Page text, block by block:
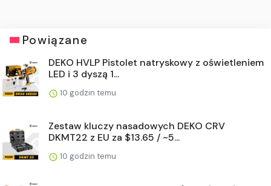
Powiązane
DEKO HVLP Pistolet natryskowy z oświetleniem
LED i 3 dyszą 1...
10 godzin temu
Zestaw kluczy nasadowych DEKO CRV
DKMT22 z EU za $13.65 / ~5...
10 godzin temu